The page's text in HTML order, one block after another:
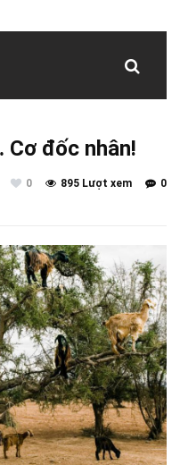
Cơ đốc nhân!
0
895 Lượt xem
0